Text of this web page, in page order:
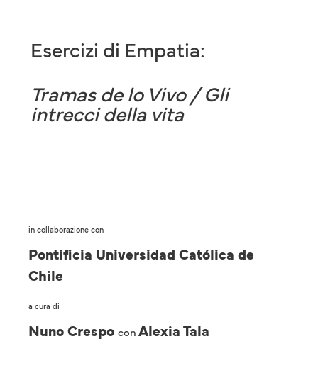
Esercizi di Empatia:
Tramas de lo Vivo / Gli
intrecci della vita
in collaborazione con
Pontificia Universidad Católica de
Chile
a cura di
Nuno Crespo conAlexia Tala